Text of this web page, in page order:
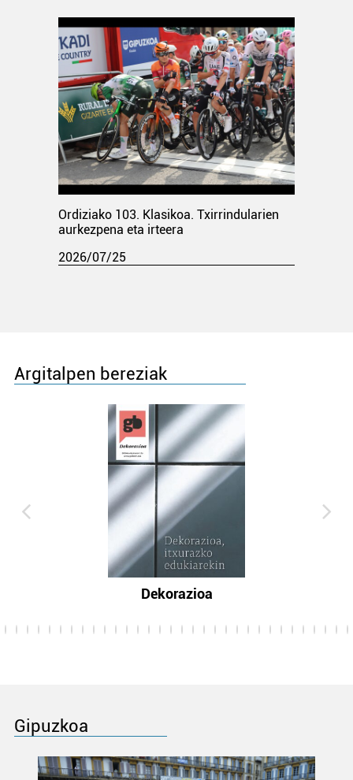
Ordiziako 103. Klasikoa. Txirrindularien
aurkezpena eta irteera
2026/07/25
Argitalpen bereziak
Dekorazioa
Gipuzkoa